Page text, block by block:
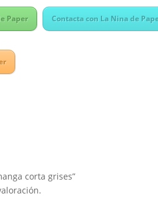
Paper Contacta con La Nina de
corta grises”